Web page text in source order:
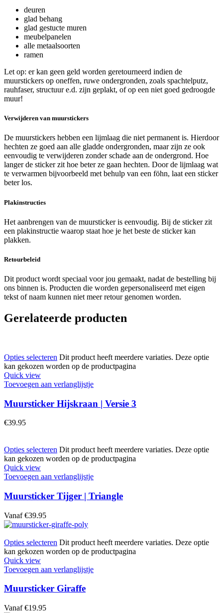
deuren
glad behang
glad gestucte muren
meubelpanelen
alle metaalsoorten
ramen
Let op: er kan geen geld worden geretourneerd indien de
muurstickers op oneffen, ruwe ondergronden, zoals spachtelputz,
rauhfaser, structuur e.d. zijn geplakt, of op een niet goed gedroogde
muur!
Verwijderen van muurstickers
De muurstickers hebben een lijmlaag die niet permanent is. Hierdoor
hechten ze goed aan alle gladde ondergronden, maar zijn ze ook
eenvoudig te verwijderen zonder schade aan de ondergrond. Hoe
langer de sticker zit hoe beter ze gaan hechten. Door de lijmlaag wat
te verwarmen bijvoorbeeld met behulp van een föhn, laat een sticker
beter los.
Plakinstructies
Het aanbrengen van de muursticker is eenvoudig. Bij de sticker zit
een plakinstructie waarop staat hoe je het beste de sticker kan
plakken.
Retourbeleid
Dit product wordt speciaal voor jou gemaakt, nadat de bestelling bij
ons binnen is. Producten die worden gepersonaliseerd met eigen
tekst of naam kunnen niet meer retour genomen worden.
Gerelateerde producten
Opties selecteren Dit product heeft meerdere variaties. Deze optie
kan gekozen worden op de productpagina
Quick view
Toevoegen aan verlanglijstje
Muursticker Hijskraan | Versie 3
€39.95
Opties selecteren Dit product heeft meerdere variaties. Deze optie
kan gekozen worden op de productpagina
Quick view
Toevoegen aan verlanglijstje
Muursticker Tijger | Triangle
Vanaf €39.95
Opties selecteren Dit product heeft meerdere variaties. Deze optie
kan gekozen worden op de productpagina
Quick view
Toevoegen aan verlanglijstje
Muursticker Giraffe
Vanaf €19.95